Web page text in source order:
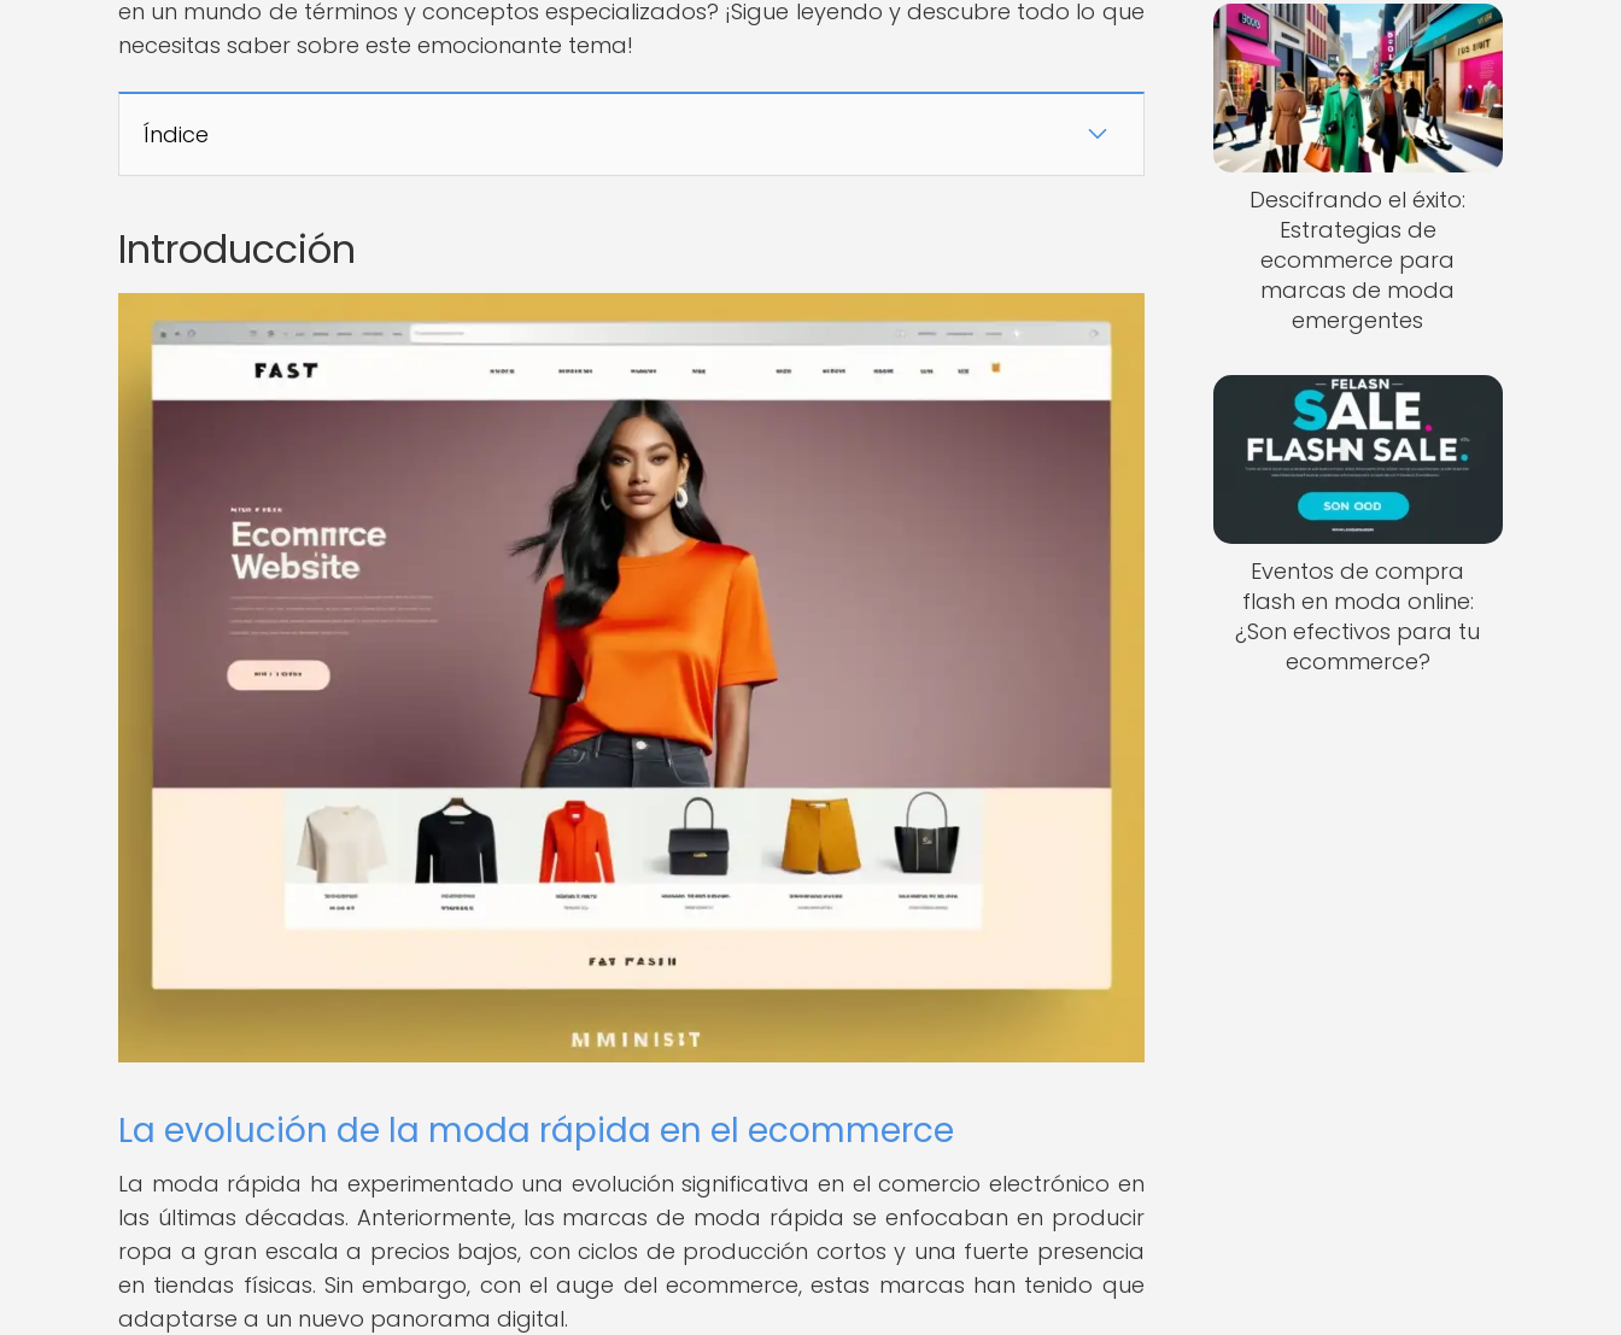
en un mundo de términos y conceptos especializados? ¡Sigue leyendo y descubre todo lo que
necesitas saber sobre este emocionante tema!
Índice
Introducción
La evolución de la moda rápida en el ecommerce
La moda rápida ha experimentado una evolución significativa en el comercio electrónico en
las últimas décadas. Anteriormente, las marcas de moda rápida se enfocaban en producir
ropa a gran escala a precios bajos, con ciclos de producción cortos y una fuerte presencia
en tiendas físicas. Sin embargo, con el auge del ecommerce, estas marcas han tenido que
adaptarse a un nuevo panorama digital.
Descifrando el éxito:
Estrategias de
ecommerce para
marcas de moda
emergentes
Eventos de compra
flash en moda online:
¿Son efectivos para tu
ecommerce?